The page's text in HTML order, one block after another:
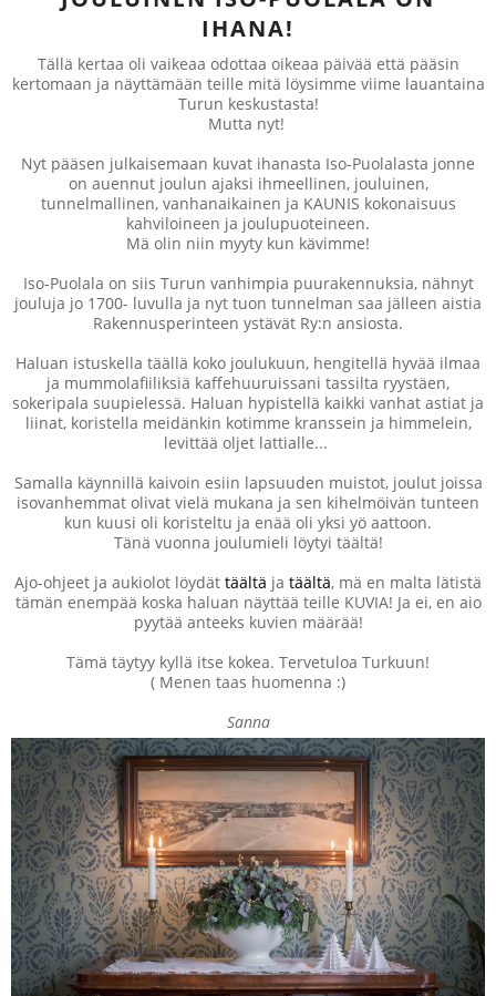
IHANA!
Tällä kertaa oli vaikeaa odottaa oikeaa päivää että pääsin
kertomaan ja näyttämään teille mitä löysimme viime lauantaina
Turun keskustasta!
Mutta nyt!
Nyt pääsen julkaisemaan kuvat ihanasta Iso-Puolalasta jonne
on auennut joulun ajaksi ihmeellinen, jouluinen,
tunnelmallinen, vanhanaikainen ja KAUNIS kokonaisuus
kahviloineen ja joulupuoteineen.
Mä olin niin myyty kun kävimme!
Iso-Puolala on siis Turun vanhimpia puurakennuksia, nähnyt
jouluja jo 1700- luvulla ja nyt tuon tunnelman saa jälleen aistia
Rakennusperinteen ystävät Ry:n ansiosta.
Haluan istuskella täällä koko joulukuun, hengitellä hyvää ilmaa
ja mummolafiiliksiä kaffehuuruissani tassilta ryystäen,
sokeripala suupielessä. Haluan hypistellä kaikki vanhat astiat ja
liinat, koristella meidänkin kotimme kranssein ja himmelein,
levittää oljet lattialle...
Samalla käynnillä kaivoin esiin lapsuuden muistot, joulut joissa
isovanhemmat olivat vielä mukana ja sen kihelmöivän tunteen
kun kuusi oli koristeltu ja enää oli yksi yö aattoon.
Tänä vuonna joulumieli löytyi täältä!
Ajo-ohjeet ja aukiolot löydät täältä ja täältä, mä en malta lätistä
tämän enempää koska haluan näyttää teille KUVIA! Ja ei, en aio
pyytää anteeks kuvien määrää!
Tämä täytyy kyllä itse kokea. Tervetuloa Turkuun!
( Menen taas huomenna :)
Sanna